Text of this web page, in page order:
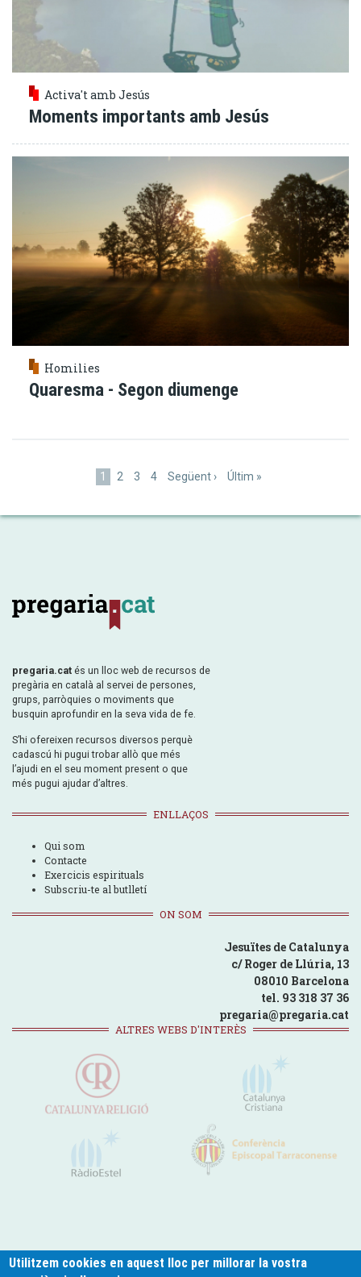
Activa't amb Jesús
Moments importants amb Jesús
Homilies
Quaresma - Segon diumenge
Pàgina
1 Pàgina
2 Pàgina
3 Pàgina
4
Pàgina
Següent ›
Última
Últim »
pregaria.cat és un lloc web de recursos de
pregària en català al servei de persones,
grups, parròquies o moviments que
busquin aprofundir en la seva vida de fe.
S’hi ofereixen recursos diversos perquè
cadascú hi pugui trobar allò que més
l’ajudi en el seu moment present o que
més pugui ajudar d’altres.
ENLLAÇOS
Qui som
Contacte
Exercicis espirituals
Subscriu-te al butlletí
ON SOM
Jesuïtes de Catalunya
c/ Roger de Llúria, 13
08010 Barcelona
tel. 93 318 37 36
pregaria@pregaria.cat
ALTRES WEBS D'INTERÈS
Utilitzem cookies en aquest lloc per millorar la vostra